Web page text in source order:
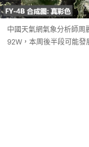
中國天氣網氣象分析師周
92W，本周後半段可能發